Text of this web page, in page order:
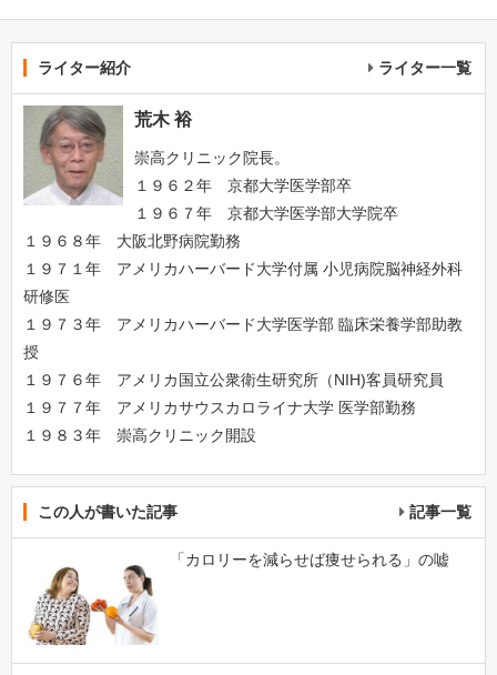
ライター紹介 ライター一覧
荒木 裕
崇高クリニック院長。
１９６２年 京都大学医学部卒
１９６７年 京都大学医学部大学院卒
１９６８年 大阪北野病院勤務
１９７１年 アメリカハーバード大学付属 小児病院脳神経外科
研修医
１９７３年 アメリカハーバード大学医学部 臨床栄養学部助教
授
１９７６年 アメリカ国立公衆衛生研究所（NIH)客員研究員
１９７７年 アメリカサウスカロライナ大学 医学部勤務
１９８３年 崇高クリニック開設
この人が書いた記事 記事一覧
「カロリーを減らせば痩せられる」の嘘